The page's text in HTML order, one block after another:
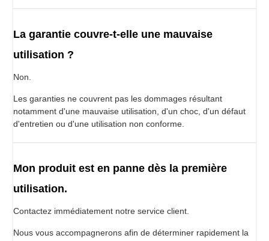
La garantie couvre-t-elle une mauvaise
utilisation ?
Non.
Les garanties ne couvrent pas les dommages résultant
notamment d'une mauvaise utilisation, d'un choc, d'un défaut
d'entretien ou d'une utilisation non conforme.
Mon produit est en panne dès la première
utilisation.
Contactez immédiatement notre service client.
Nous vous accompagnerons afin de déterminer rapidement la